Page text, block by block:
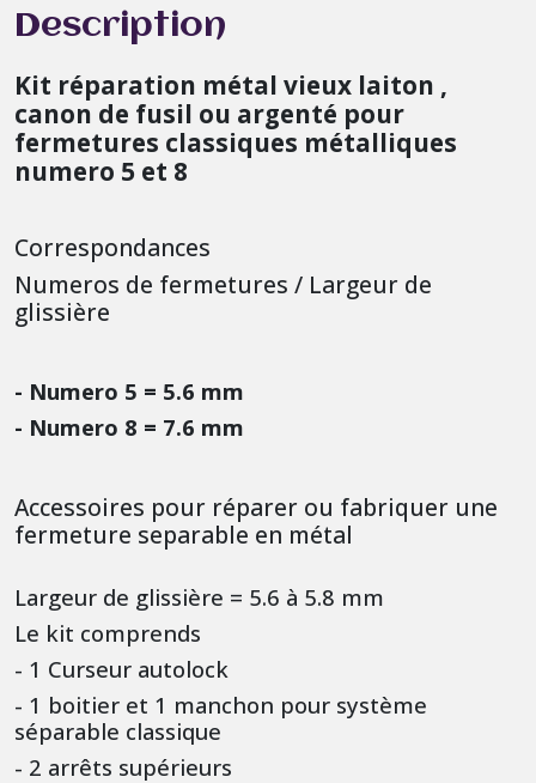
Description
Kit réparation métal vieux laiton ,
canon de fusil ou argenté pour
fermetures classiques métalliques
numero 5 et 8
Correspondances
Numeros de fermetures / Largeur de
glissière
- Numero 5 = 5.6 mm
- Numero 8 = 7.6 mm
Accessoires pour réparer ou fabriquer une
fermeture separable en métal
Largeur de glissière = 5.6 à 5.8 mm
Le kit comprends
- 1 Curseur autolock
- 1 boitier et 1 manchon pour système
séparable classique
- 2 arrêts supérieurs